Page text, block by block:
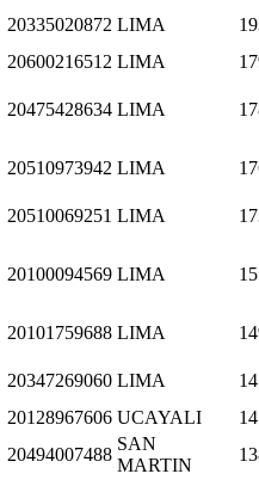
20335020872 LIMA
20600216512 LIMA
20475428634 LIMA
20510973942 LIMA
20510069251 LIMA
20100094569 LIMA
20101759688 LIMA
20347269060 LIMA
20128967606 UCAYALI
20494007488
SAN
MARTIN